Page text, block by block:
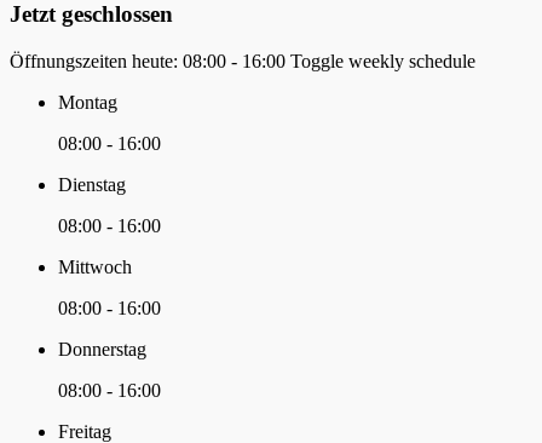
Jetzt geschlossen
Öffnungszeiten heute: 08:00 - 16:00 Toggle weekly schedule
Montag
08:00 - 16:00
Dienstag
08:00 - 16:00
Mittwoch
08:00 - 16:00
Donnerstag
08:00 - 16:00
Freitag